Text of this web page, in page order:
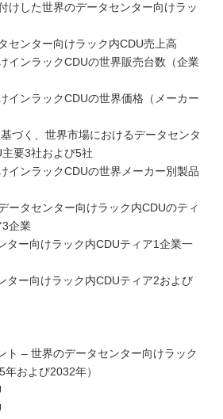
けした世界のデータセンター向けラッ
センター向けラック内CDU売上高
インラックCDUの世界販売台数（企業
インラックCDUの世界価格（メーカー
づく、世界市場におけるデータセンタ
要3社および5社
インラックCDUの世界メーカー別製品
ータセンター向けラック内CDUのティ
3企業
ター向けラック内CDUティア1企業一
ター向けラック内CDUティア2および
ト – 世界のデータセンター向けラック
および2032年）